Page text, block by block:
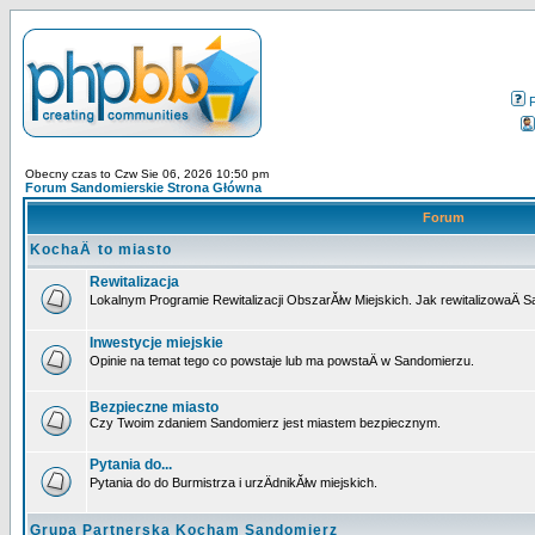
Obecny czas to Czw Sie 06, 2026 10:50 pm
Forum Sandomierskie Strona Główna
Forum
KochaÄ to miasto
Rewitalizacja
Lokalnym Programie Rewitalizacji ObszarĂłw Miejskich. Jak rewitalizowaÄ
Inwestycje miejskie
Opinie na temat tego co powstaje lub ma powstaÄ w Sandomierzu.
Bezpieczne miasto
Czy Twoim zdaniem Sandomierz jest miastem bezpiecznym.
Pytania do...
Pytania do do Burmistrza i urzÄdnikĂłw miejskich.
Grupa Partnerska Kocham Sandomierz